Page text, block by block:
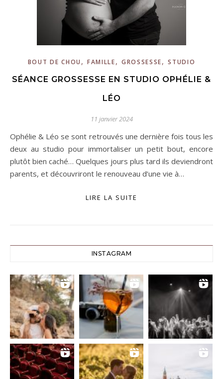
BOUT DE CHOU , FAMILLE, GROSSESSE,STUDIO
SÉANCE GROSSESSE EN STUDIO OPHÉLIE &
LÉO
11 janvier 2024
Ophélie & Léo se sont retrouvés une dernière fois tous les
deux au studio pour immortaliser un petit bout, encore
plutôt bien caché… Quelques jours plus tard ils deviendront
parents, et découvriront le renouveau d’une vie à…
LIRE LA SUITE
INSTAGRAM